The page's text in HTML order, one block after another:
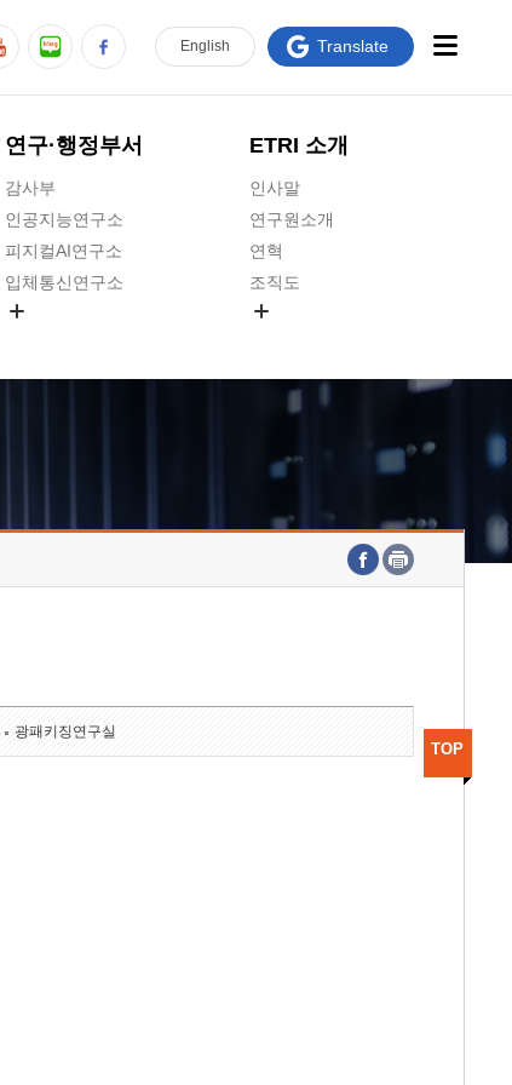
연구·행정부서
감사부
인공지능연구소
피지컬AI연구소
입체통신연구소
호남권연구본부
기획본부
ETRI 소개
인사말
연구원소개
연혁
조직도
연구원 고객헌장
주요업무연락처
English Translate
광패키징연구실
TOP